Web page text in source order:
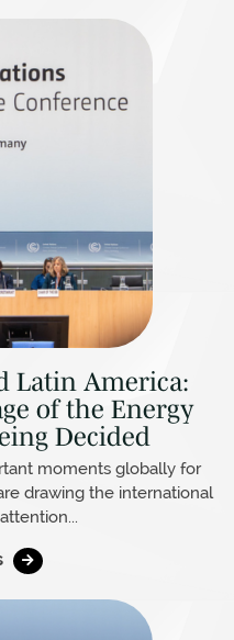
Latin America:
of the Energy
Decided
moments globally for
drawing the international